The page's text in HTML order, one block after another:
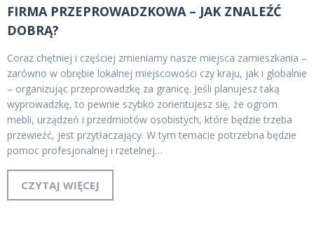
FIRMA PRZEPROWADZKOWA – JAK ZNALEŹĆ
DOBRĄ?
Coraz chętniej i częściej zmieniamy nasze miejsca zamieszkania –
zarówno w obrębie lokalnej miejscowości czy kraju, jak i globalnie
– organizując przeprowadzkę za granicę. Jeśli planujesz taką
wyprowadzkę, to pewnie szybko zorientujesz się, że ogrom
mebli, urządzeń i przedmiotów osobistych, które będzie trzeba
przewieźć, jest przytłaczający. W tym temacie potrzebna będzie
pomoc profesjonalnej i rzetelnej…
CZYTAJ WIĘCEJ